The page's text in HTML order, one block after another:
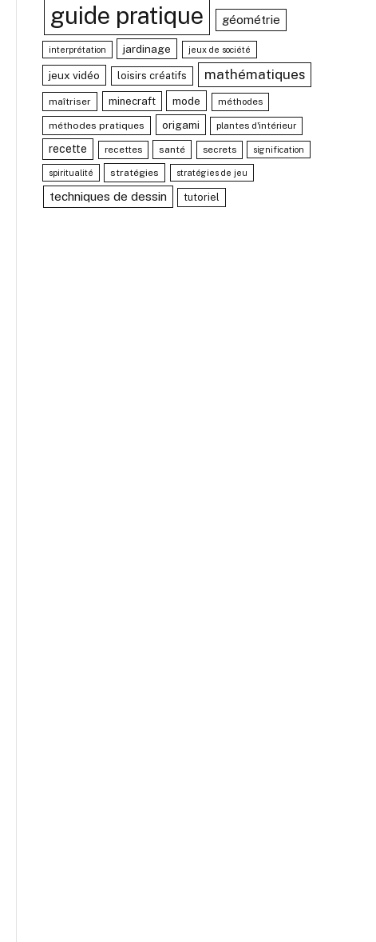
guide pratique géométrie
interprétation jardinage jeux de société
jeux vidéo loisirs créatifs mathématiques
maîtriser minecraft mode méthodes
méthodes pratiques origami plantes d'intérieur
recette recettes santé secrets signification
spiritualité stratégies stratégies de jeu
techniques de dessin tutoriel